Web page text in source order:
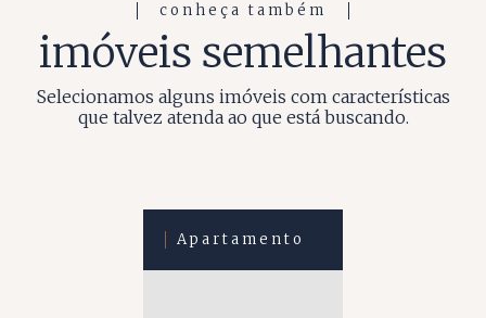
conheça também
imóveis semelhantes
Selecionamos alguns imóveis com características
que talvez atenda ao que está buscando.
Apartamento